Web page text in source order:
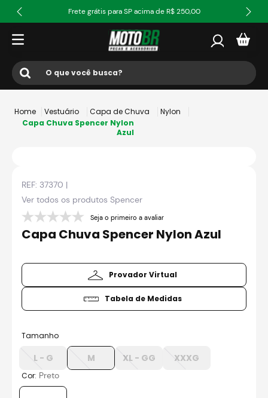
Frete grátis para SP acima de R$ 250,00
O que você busca?
1º ls2
4º fw3
5 º capacete ls2
8
9º capacete aberto
10º race tech
Vestuário Capa de Chuva
Nylon
Capa Chuva Spencer Nylon
Azul
REF: 37370 |
Ver todos os produtos Spencer
Seja o primeiro a avaliar
Capa Chuva Spencer Nylon Azul
Tamanho
L - G M XL - GG XXXG
Cor: Preto
Provador Virtual
Tabela de Medidas